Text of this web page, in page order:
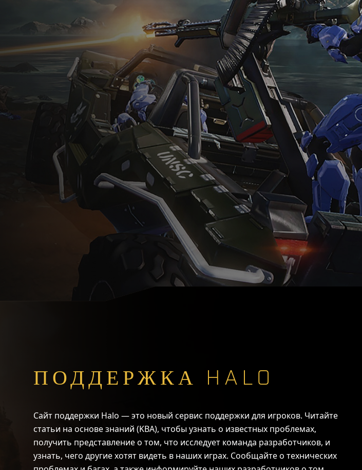
ПОДДЕРЖКА HALO
Сайт поддержки Halo — это новый сервис поддержки для игроков. Читайте
статьи на основе знаний (KBA), чтобы узнать о известных проблемах,
получить представление о том, что исследует команда разработчиков, и
узнать, чего другие хотят видеть в наших играх. Сообщайте о технических